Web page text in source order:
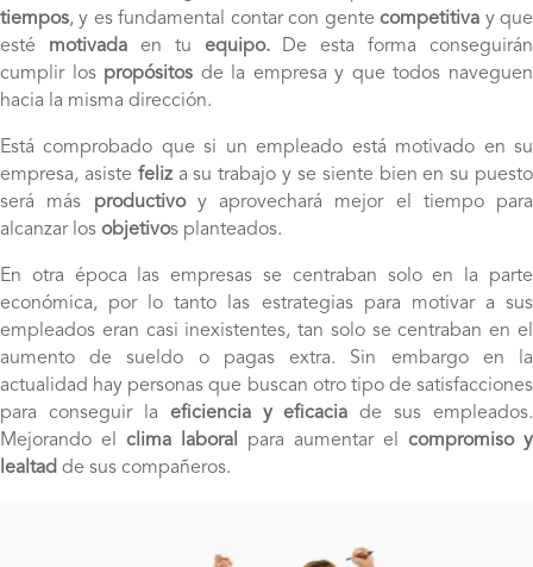
tiempos, y es fundamental contar con gentecompetitiva y que
esté motivadaen tu equipo.De esta forma conseguirán
cumplir los propósitos de la empresa y que todos naveguen
hacia la misma dirección.
Está comprobado que si un empleado está motivado en su
empresa, asiste feliza su trabajo y se siente bien en su puesto
será más productivoy aprovechará mejor el tiempo para
alcanzar los objetivos planteados.
En otra época las empresas se centraban solo en la parte
económica, por lo tanto las estrategias para motivar a sus
empleados eran casi inexistentes, tan solo se centraban en el
aumento de sueldo o pagas extra. Sin embargo en la
actualidad hay personas que buscan otro tipo de satisfacciones
para conseguir la eficiencia y eficacia de sus empleados.
Mejorando el clima laboral para aumentar el compromiso y
lealtad de sus compañeros.